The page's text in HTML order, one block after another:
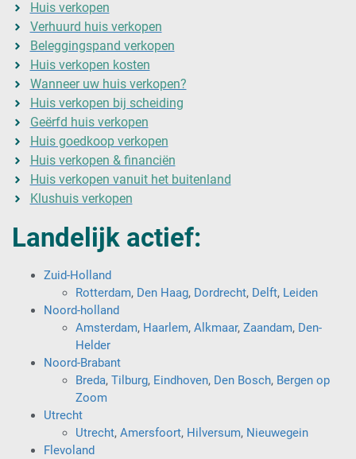
Huis verkopen
Verhuurd huis verkopen
Beleggingspand verkopen
Huis verkopen kosten
Wanneer uw huis verkopen?
Huis verkopen bij scheiding
Geërfd huis verkopen
Huis goedkoop verkopen
Huis verkopen & financiën
Huis verkopen vanuit het buitenland
Klushuis verkopen
Landelijk actief:
Zuid-Holland
Rotterdam, Den Haag, Dordrecht, Delft, Leiden
Noord-holland
Amsterdam, Haarlem, Alkmaar, Zaandam, Den-
Helder
Noord-Brabant
Breda, Tilburg, Eindhoven, Den Bosch, Bergen op
Zoom
Utrecht
Utrecht, Amersfoort, Hilversum, Nieuwegein
Flevoland